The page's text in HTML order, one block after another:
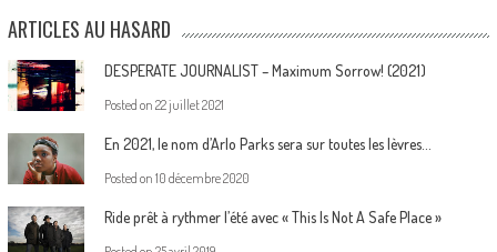
ARTICLES AU HASARD
DESPERATE JOURNALIST – Maximum Sorrow! (2021)
Posted on 22 juillet 2021
En 2021, le nom d’Arlo Parks sera sur toutes les lèvres…
Posted on 10 décembre 2020
Ride prêt à rythmer l’été avec « This Is Not A Safe Place »